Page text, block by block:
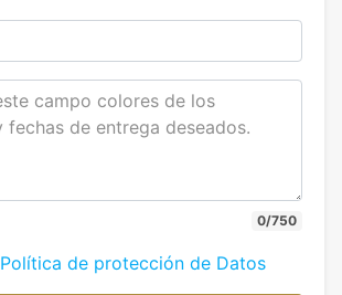
0/750
Política de protección de Datos